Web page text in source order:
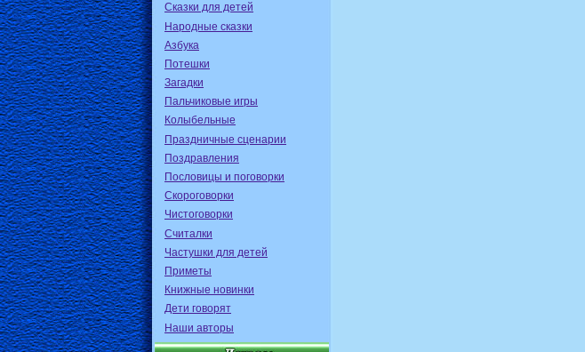
Сказки для детей
Народные сказки
Азбука
Потешки
Загадки
Пальчиковые игры
Колыбельные
Праздничные сценарии
Поздравления
Пословицы и поговорки
Скороговорки
Чистоговорки
Считалки
Частушки для детей
Приметы
Книжные новинки
Дети говорят
Наши авторы